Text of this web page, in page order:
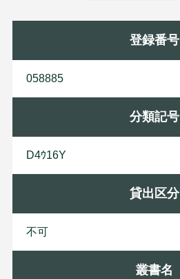
登録番号
058885
分類記号
D4ｳ16Y
貸出区分
不可
叢書名